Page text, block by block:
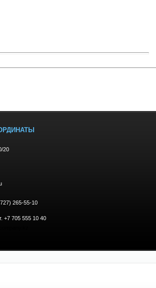
20
265-55-10
+7 705 555 10 40